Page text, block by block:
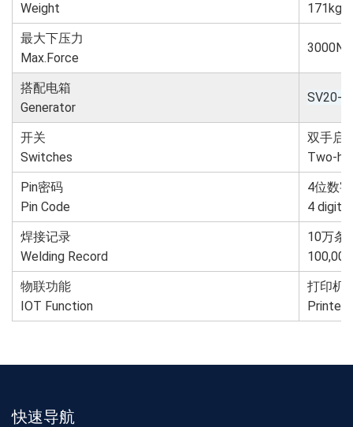
Weight
171kg
最大下压力
Max.Force
3000N(
搭配电箱
Generator
SV20-
开关
Switches
双手启
Two-
Pin密码
Pin Code
4位数
4 digits
焊接记录
Welding Record
10万条
物联功能
IOT Function
打印机
Printer
快速导航